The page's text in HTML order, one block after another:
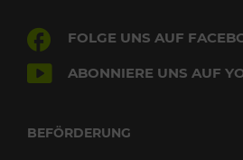
FOLGE UNS AUF
ABONNIERE UNS AUF
BEFÖRDERUNG